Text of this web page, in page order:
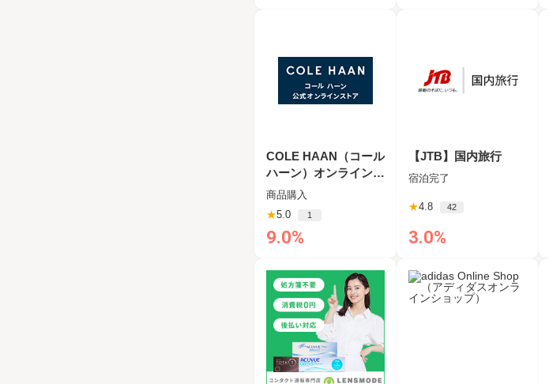
COLE HAAN（コール
ハーン）オンラインス
トア
商品購入
★5.0 1
9.0%
【JTB】国内旅行
宿泊完了
★4.8 42
3.0%